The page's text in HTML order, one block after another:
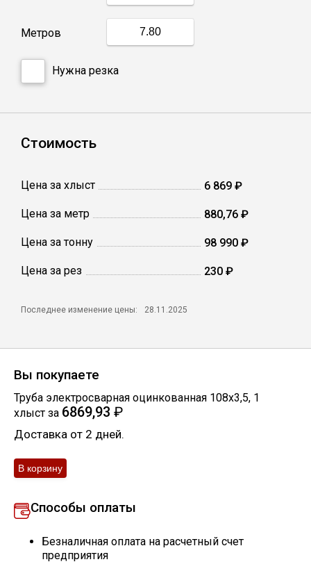
Сетка кладочная
Метров
Нужна резка
Стоимость
Цена за хлыст 6 869 ₽
Цена за метр 880,76 ₽
Цена за тонну 98 990 ₽
Цена за рез 230 ₽
Последнее изменение цены: 28.11.2025
Вы покупаете
Труба электросварная оцинкованная 108х3,5, 1
хлыст за 6869,93 ₽
Доставка от 2 дней.
Способы оплаты
Безналичная оплата на расчетный счет
предприятия